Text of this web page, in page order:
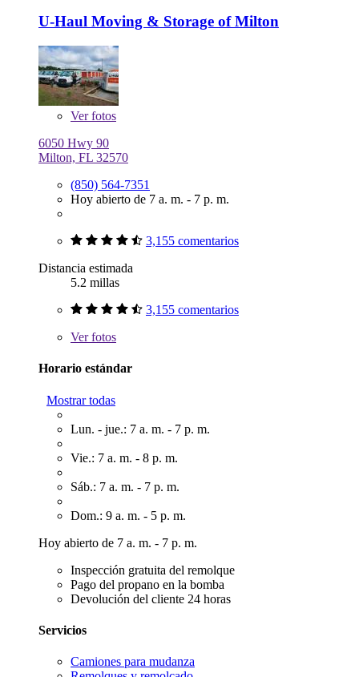
U-Haul Moving & Storage of Milton
Verfotos
6050 Hwy 90
Milton, FL 32570
(850) 564-7351
Hoy abierto de 7 a. m. - 7 p. m.
3,155 comentarios
Distancia estimada
5.2 millas
3,155 comentarios
Verfotos
Horario estándar
Mostrar todas
Lun. - jue.: 7 a. m. - 7 p. m.
Vie.: 7 a. m. - 8 p. m.
Sáb.: 7 a. m. - 7 p. m.
Dom.: 9 a. m. - 5 p. m.
Hoy abierto de 7 a. m. - 7 p. m.
Inspección gratuita del remolque
Pago del propano en la bomba
Devolución del cliente 24 horas
Servicios
Camiones para mudanza